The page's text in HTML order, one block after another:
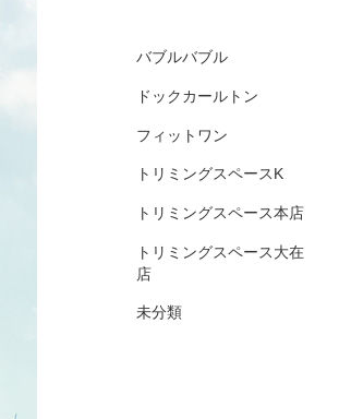
バブルバブル
ドックカールトン
フィットワン
トリミングスペースK
トリミングスペース本店
トリミングスペース大在
店
未分類